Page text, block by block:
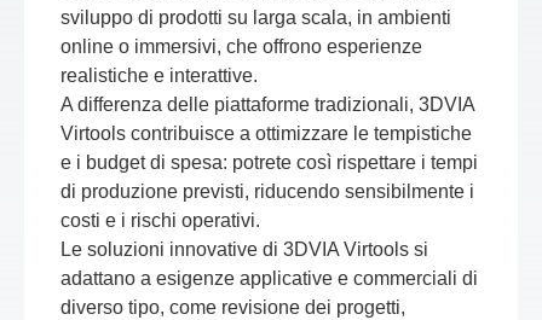
sviluppo di prodotti su larga scala, in ambienti
online o immersivi, che offrono esperienze
realistiche e interattive.
A differenza delle piattaforme tradizionali, 3DVIA
Virtools contribuisce a ottimizzare le tempistiche
e i budget di spesa: potrete così rispettare i tempi
di produzione previsti, riducendo sensibilmente i
costi e i rischi operativi.
Le soluzioni innovative di 3DVIA Virtools si
adattano a esigenze applicative e commerciali di
diverso tipo, come revisione dei progetti,